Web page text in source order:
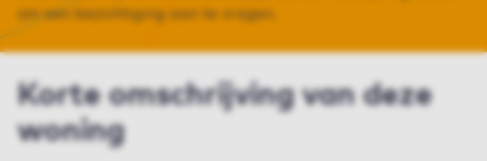
om een bezichtiging aan te vragen.
Korte omschrijving van deze
woning